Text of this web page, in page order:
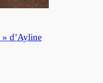
» d’Ayline